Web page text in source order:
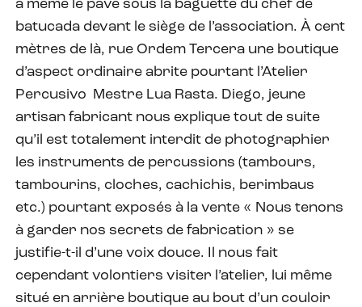
à même le pavé sous la baguette du chef de
batucada devant le siège de l’association. À cent
mètres de là, rue Ordem Tercera une boutique
d’aspect ordinaire abrite pourtant l’Atelier
Percusivo Mestre Lua Rasta. Diego, jeune
artisan fabricant nous explique tout de suite
qu’il est totalement interdit de photographier
les instruments de percussions (tambours,
tambourins, cloches, cachichis, berimbaus
etc.) pourtant exposés à la vente « Nous tenons
à garder nos secrets de fabrication » se
justifie-t-il d’une voix douce. Il nous fait
cependant volontiers visiter l’atelier, lui même
situé en arrière boutique au bout d’un couloir